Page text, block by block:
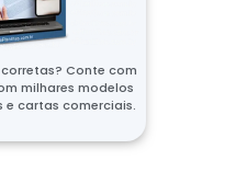
Conte com
milhares modelos
cartas comerciais.